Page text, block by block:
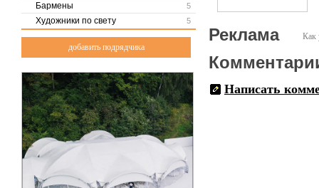
5
Бармены
5
Художники по свету
добавить подрядчика
Качество
[КлинингГуууд] - Как
Реклама
Написать